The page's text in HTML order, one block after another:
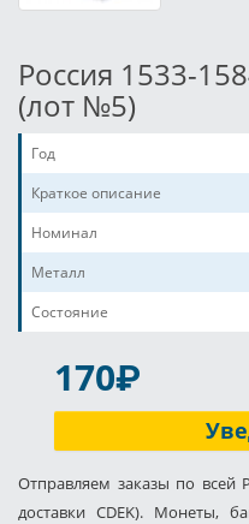
Россия 1533-
(лот №5)
Год
Краткое описание
Номинал
Металл
Состояние
170P
Отправляем заказы по всей
доставки CDEK). Монеты,